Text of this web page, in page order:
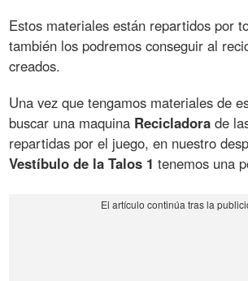
Estos materiales están repartidos por
también los podremos conseguir al
creados.
Una vez que tengamos materiales de
buscar una maquina Recicladora de
repartidas por el juego, en nuestro
Vestíbulo de la Talos 1 tenemos una